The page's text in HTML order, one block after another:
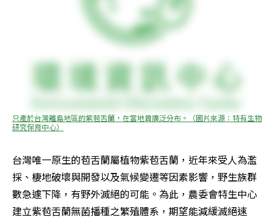
只產於台灣離島地區的紫苞舌蘭，在當地曾廣泛分布。（圖片來源：特有生物
研究保育中心）
台灣唯一原生的苞舌蘭屬植物紫苞舌蘭，近年來受人為濫
採、棲地破壞與開發以及氣候變遷等因素影響，野生族群
數急遽下降，有野外滅絕的可能。為此，農委會特生中心
建立紫苞舌蘭無菌播種之繁殖體系，期望能減緩滅絕速